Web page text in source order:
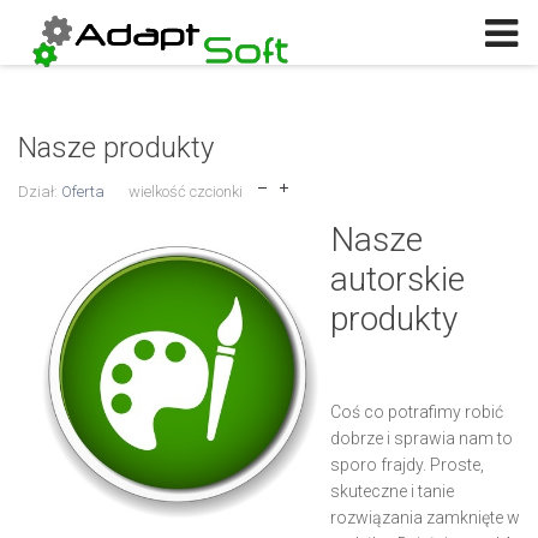
Nasze produkty
Dział: Oferta wielkość czcionki
Nasze
autorskie
produkty
Coś co potrafimy robić
dobrze i sprawia nam to
sporo frajdy. Proste,
skuteczne i tanie
rozwiązania zamknięte w
Log in
Hasło
Log in with Facebook
Nie pamiętasz hasła?
Nie pamiętasz nazwy?